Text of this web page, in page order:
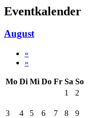
Eventkalender
August
«
»
Mo Di Mi Do Fr Sa So
1
2
3 4 5 6 7 8 9